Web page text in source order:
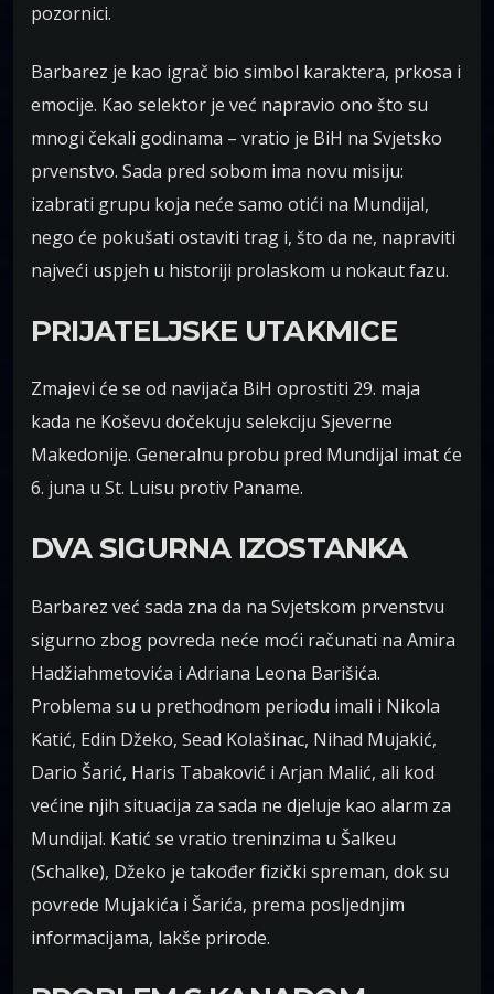
pozornici.
Barbarez je kao igrač bio simbol karaktera, prkosa i
emocije. Kao selektor je već napravio ono što su
mnogi čekali godinama – vratio je BiH na Svjetsko
prvenstvo. Sada pred sobom ima novu misiju:
izabrati grupu koja neće samo otići na Mundijal,
nego će pokušati ostaviti trag i, što da ne, napraviti
najveći uspjeh u historiji prolaskom u nokaut fazu.
PRIJATELJSKE UTAKMICE
Zmajevi će se od navijača BiH oprostiti 29. maja
kada ne Koševu dočekuju selekciju Sjeverne
Makedonije. Generalnu probu pred Mundijal imat će
6. juna u St. Luisu protiv Paname.
DVA SIGURNA IZOSTANKA
Barbarez već sada zna da na Svjetskom prvenstvu
sigurno zbog povreda neće moći računati na Amira
Hadžiahmetovića i Adriana Leona Barišića.
Problema su u prethodnom periodu imali i Nikola
Katić, Edin Džeko, Sead Kolašinac, Nihad Mujakić,
Dario Šarić, Haris Tabaković i Arjan Malić, ali kod
većine njih situacija za sada ne djeluje kao alarm za
Mundijal. Katić se vratio treninzima u Šalkeu
(Schalke), Džeko je također fizički spreman, dok su
povrede Mujakića i Šarića, prema posljednjim
informacijama, lakše prirode.